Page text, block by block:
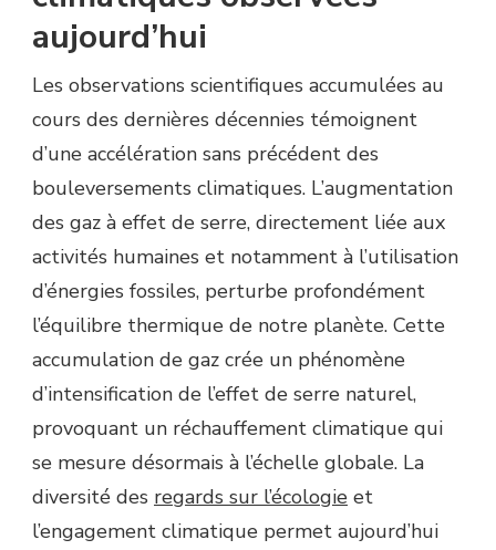
aujourd’hui
Les observations scientifiques accumulées au
cours des dernières décennies témoignent
d’une accélération sans précédent des
bouleversements climatiques. L’augmentation
des gaz à effet de serre, directement liée aux
activités humaines et notamment à l’utilisation
d’énergies fossiles, perturbe profondément
l’équilibre thermique de notre planète. Cette
accumulation de gaz crée un phénomène
d’intensification de l’effet de serre naturel,
provoquant un réchauffement climatique qui
se mesure désormais à l’échelle globale. La
diversité des regards sur l’écologie et
l’engagement climatique permet aujourd’hui